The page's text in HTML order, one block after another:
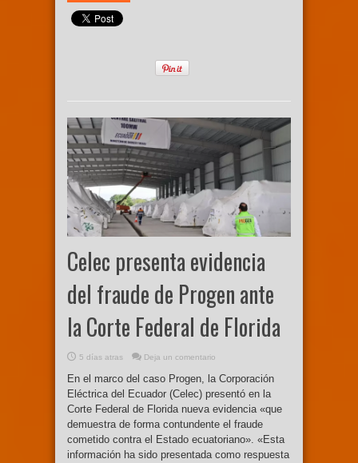
Celec presenta evidencia
del fraude de Progen ante
la Corte Federal de Florida
5 días atras Deja un comentario
En el marco del caso Progen, la Corporación
Eléctrica del Ecuador (Celec) presentó en la
Corte Federal de Florida nueva evidencia «que
demuestra de forma contundente el fraude
cometido contra el Estado ecuatoriano». «Esta
información ha sido presentada como respuesta